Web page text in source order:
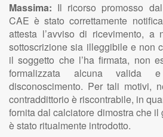
Massima: Il ricorso promosso
CAE è stato correttamente
attesta l’avviso di ricevimento,
sottoscrizione sia illeggibile e non
il soggetto che l’ha firmata, non
formalizzata alcuna valida
disconoscimento. Per tali motivi,
contraddittorio è riscontrabile, in
fornita dal calciatore dimostra che
è stato ritualmente introdotto.